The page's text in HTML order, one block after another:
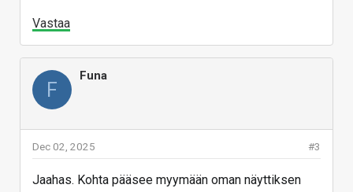
Vastaa
F
Funa
#3
Dec 02, 2025
Jaahas. Kohta pääsee myymään oman näyttiksen